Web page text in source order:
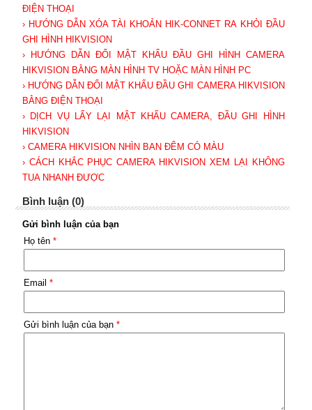
ĐIỆN THOẠI
› HƯỚNG DẪN XÓA TÀI KHOẢN HIK-CONNET RA KHỎI ĐẦU
GHI HÌNH HIKVISION
› HƯỚNG DẪN ĐỔI MẬT KHẨU ĐẦU GHI HÌNH CAMERA
HIKVISION BẰNG MÀN HÌNH TV HOẶC MÀN HÌNH PC
› HƯỚNG DẪN ĐỔI MẬT KHẨU ĐẦU GHI CAMERA HIKVISION
BẰNG ĐIỆN THOẠI
› DỊCH VỤ LẤY LẠI MẬT KHẨU CAMERA, ĐẦU GHI HÌNH
HIKVISION
› CAMERA HIKVISION NHÌN BAN ĐÊM CÓ MÀU
› CÁCH KHẮC PHỤC CAMERA HIKVISION XEM LẠI KHÔNG
TUA NHANH ĐƯỢC
Bình luận (0)
Gửi bình luận của bạn
Họ tên *
Email *
Gửi bình luận của bạn *